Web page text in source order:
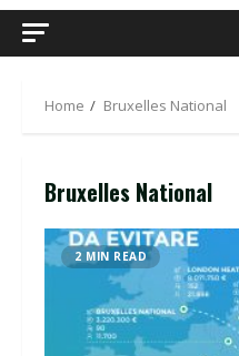
Home Bruxelles National
Bruxelles National
2 MIN READ